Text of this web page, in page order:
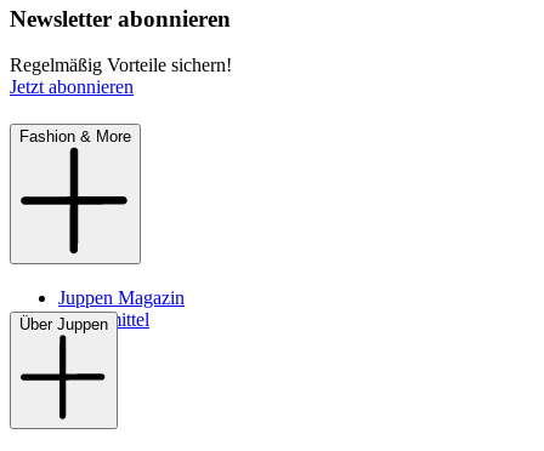
Newsletter abonnieren
Regelmäßig Vorteile sichern!
Jetzt abonnieren
Fashion & More
Juppen Magazin
Pflegemittel
Über Juppen